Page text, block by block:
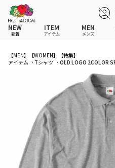
NEW
新着
ITEM
アイテム
全てのアイテム
スウェットシャツ
パンツ
スカート
その他ウェア
アンダーウェアMEN
帽子
MEN
メンズ
全てのメンズ アイテム
スウェットシャツ
パンツ
その他ウェア
アンダーウェア
ソックス
ファッショングッズ
全てのウィメンズ
スウェットシャツ
パンツ
スカート
その他ウェア
アンダーウェア
ソックス
全てのキッズ
スウェットシャツ
パンツ
スカート
その他ウェア
アンダーウェア
ソックス
【MEN】 【WOMEN】
【特集】
アイテム
Tシャツ OLD LOGO 2COLOR